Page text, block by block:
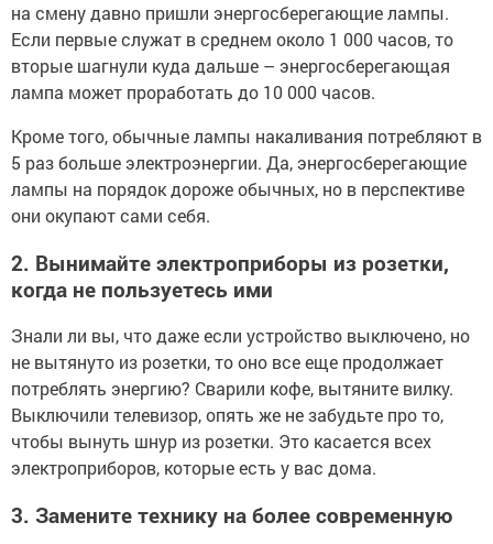
на смену давно пришли энергосберегающие лампы.
Если первые служат в среднем около 1 000 часов, то
вторые шагнули куда дальше – энергосберегающая
лампа может проработать до 10 000 часов.
Кроме того, обычные лампы накаливания потребляют в
5 раз больше электроэнергии. Да, энергосберегающие
лампы на порядок дороже обычных, но в перспективе
они окупают сами себя.
2. Вынимайте электроприборы из розетки,
когда не пользуетесь ими
Знали ли вы, что даже если устройство выключено, но
не вытянуто из розетки, то оно все еще продолжает
потреблять энергию? Сварили кофе, вытяните вилку.
Выключили телевизор, опять же не забудьте про то,
чтобы вынуть шнур из розетки. Это касается всех
электроприборов, которые есть у вас дома.
3. Замените технику на более современную